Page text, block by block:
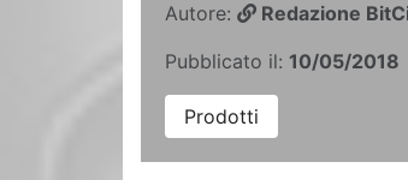
Autore:
Redazione
Pubblicato il: 10/05/2018
Prodotti